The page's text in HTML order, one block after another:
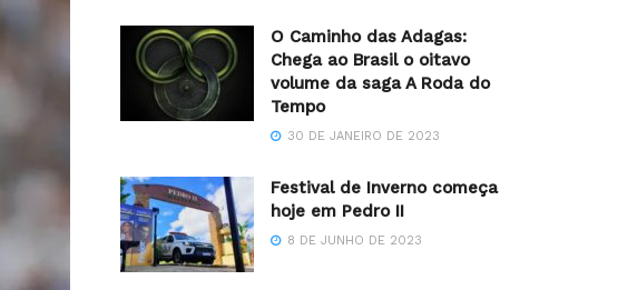
O Caminho das Adagas:
Chega ao Brasil o oitavo
volume da saga A Roda do
Tempo
30 DE JANEIRO DE 2023
Festival de Inverno começa
hoje em Pedro II
8 DE JUNHO DE 2023